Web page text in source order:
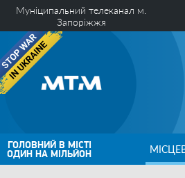
Муніципальний телеканал м.
Запоріжжя
ГОЛОВНИЙ В МІСТІ
ОДИН НА МІЛЬЙОН